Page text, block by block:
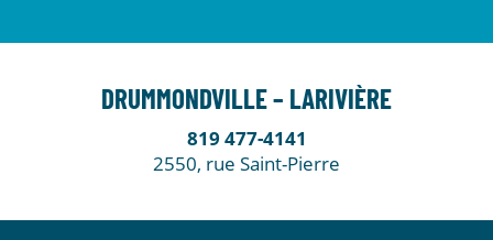
DRUMMONDVILLE – LARIVIÈRE
819 477-4141
2550, rue Saint-Pierre